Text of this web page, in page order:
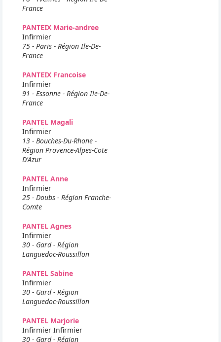
France
PANTEIX Marie-andree
Infirmier
75 - Paris - Région Ile-De-
France
PANTEIX Francoise
Infirmier
91 - Essonne - Région Ile-De-
France
PANTEL Magali
Infirmier
13 - Bouches-Du-Rhone -
Région Provence-Alpes-Cote
D'Azur
PANTEL Anne
Infirmier
25 - Doubs - Région Franche-
Comte
PANTEL Agnes
Infirmier
30 - Gard - Région
Languedoc-Roussillon
PANTEL Sabine
Infirmier
30 - Gard - Région
Languedoc-Roussillon
PANTEL Marjorie
Infirmier Infirmier
30 - Gard - Région